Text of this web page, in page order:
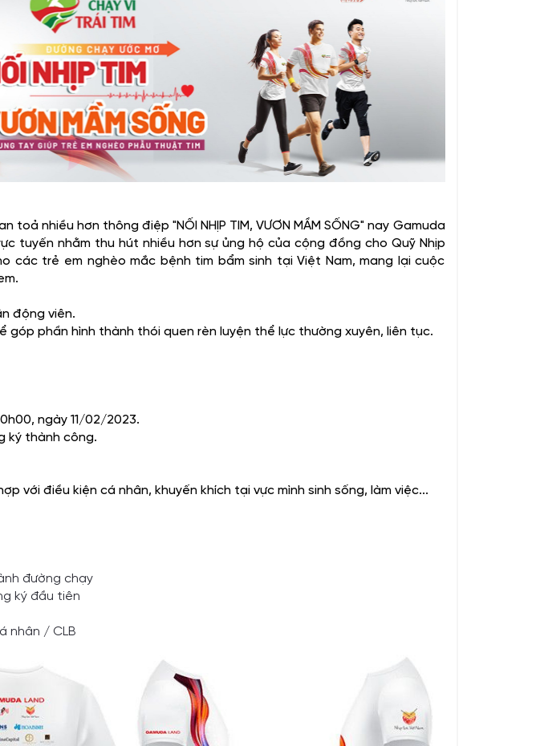
nhiều hơn thông điệp "NỐI NHỊP TIM, VƯƠN MẦM SỐNG" nay Gamuda
tuyến nhằm thu hút nhiều hơn sự ủng hộ của cộng đồng cho Quỹ Nhịp
các trẻ em nghèo mắc bệnh tim bẩm sinh tại Việt Nam, mang lại cuộc
động viên.
phần hình thành thói quen rèn luyện thể lực thường xuyên, liên tục.
ngày 11/02/2023.
ký thành công.
với điều kiện cá nhân, khuyến khích tại vực mình sinh sống, làm việc...
đường chạy
ký đầu tiên
nhân / CLB